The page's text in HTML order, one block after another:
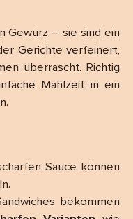
Gewürz – sie sind ein
Gerichte verfeinert,
überrascht. Richtig
Mahlzeit in ein
Sauce können
bekommen